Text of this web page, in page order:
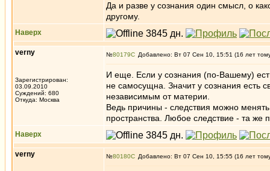
Да и разве у сознания один смысл, о
другому.
Наверх
verny
Зарегистрирован:
03.09.2010
Суждений: 680
Откуда: Москва
№80179 Добавлено: Вт 07 Сен 10, 15:51 (16 лет
И еще. Если у сознания (по-Вашему)
не самосущна. Значит у сознания есть
независимым от материи.
Ведь причины - следствия можно
пространства. Любое следствие - та же
Наверх
verny №80180 Добавлено: Вт 07 Сен 10, 15:55 (16 лет